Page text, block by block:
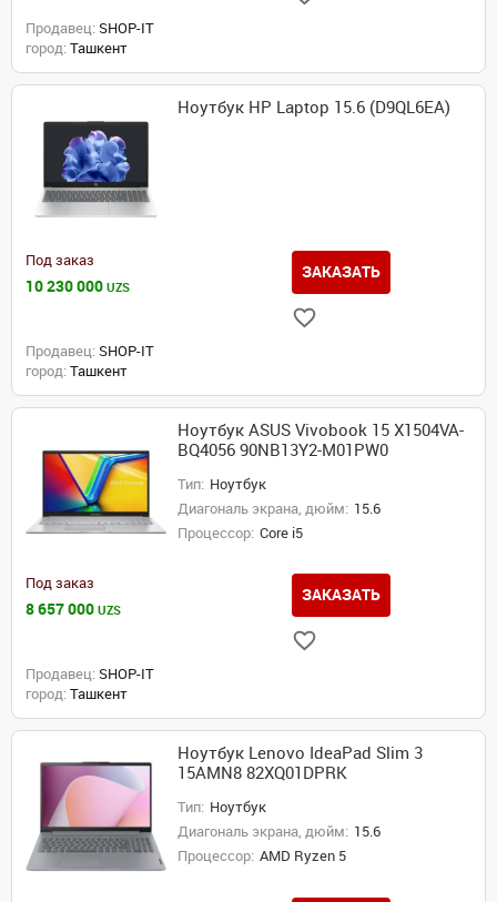
Продавец: SHOP-IT
город: Ташкент
Ноутбук HP Laptop 15.6 (D9QL6EA)
Под заказ
10 230 000 UZS
ЗАКАЗАТЬ
Продавец: SHOP-IT
город: Ташкент
Ноутбук ASUS Vivobook 15 X1504VA-
BQ4056 90NB13Y2-M01PW0
Тип: Ноутбук
Диагональ экрана, дюйм: 15.6
Процессор: Core i5
Под заказ
8 657 000 UZS
ЗАКАЗАТЬ
Продавец: SHOP-IT
город: Ташкент
Ноутбук Lenovo IdeaPad Slim 3
15AMN8 82XQ01DPRK
Тип: Ноутбук
Диагональ экрана, дюйм: 15.6
Процессор: AMD Ryzen 5